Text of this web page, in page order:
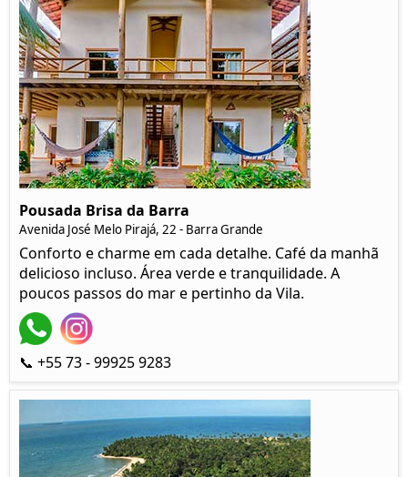
Pousada Brisa da Barra
Avenida José Melo Pirajá, 22 - Barra Grande
Conforto e charme em cada detalhe. Café da manhã
delicioso incluso. Área verde e tranquilidade. A
poucos passos do mar e pertinho da Vila.
📞 +55 73 - 99925 9283